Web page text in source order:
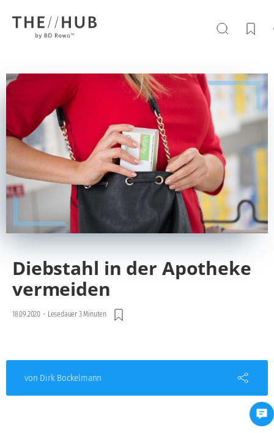
Diebstahl in der Apotheke
vermeiden
18.09.2020 - Lesedauer 3 Minuten
von Dirk Bockelmann